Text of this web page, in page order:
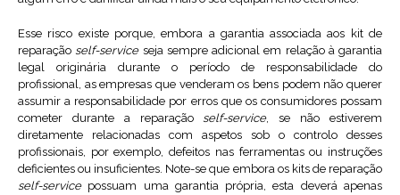
Esse risco existe porque, embora a garantia associada aos kit de
reparação self-serviceseja sempre adicional em relação à garantia
legal originária durante o período de responsabilidade do
profissional, as empresas que venderam os bens podem não querer
assumir a responsabilidade por erros que os consumidores possam
cometer durante a reparação self-service, se não estiverem
diretamente relacionadas com aspetos sob o controlo desses
profissionais, por exemplo, defeitos nas ferramentas ou instruções
deficientes ou insuficientes. Note-se que embora os kits de reparação
self-service possuam uma garantia própria, esta deverá apenas